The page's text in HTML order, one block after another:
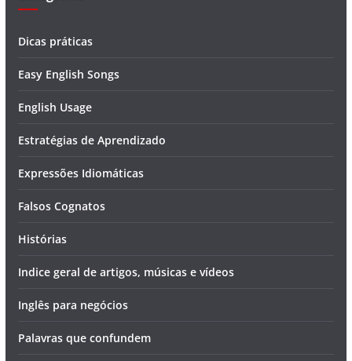
Dicas práticas
Easy English Songs
English Usage
Estratégias de Aprendizado
Expressões Idiomáticas
Falsos Cognatos
Histórias
Indice geral de artigos, músicas e vídeos
Inglês para negócios
Palavras que confundem